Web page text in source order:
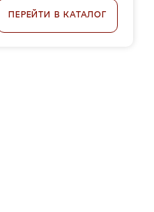
ПЕРЕЙТИ В КАТАЛОГ